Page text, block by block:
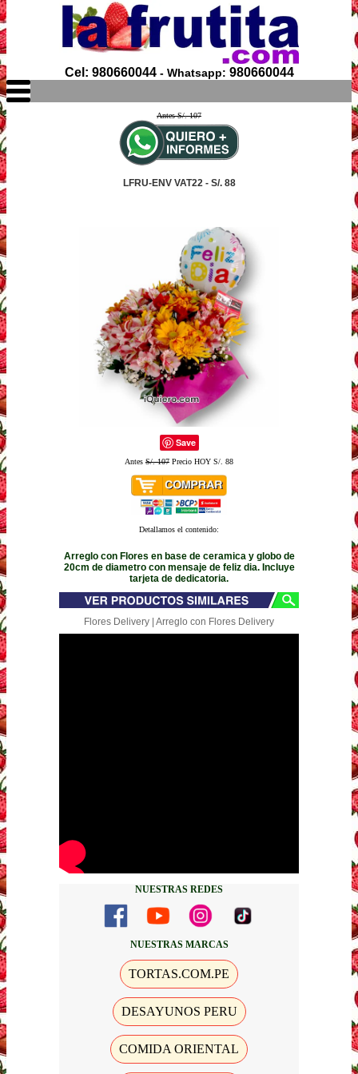
Cel: 980660044- Whatsapp: 980660044
Antes S/. 107
LFRU-ENV VAT22 - S/. 88
Save
Antes S/. 107 Precio HOY S/. 88
Detallamos el contenido:
Arreglo con Flores en base de ceramica y globo de
20cm de diametro con mensaje de feliz dia. Incluye
tarjeta de dedicatoria.
Flores Delivery | Arreglo con Flores Delivery
NUESTRAS REDES
NUESTRAS MARCAS
TORTAS.COM.PE
DESAYUNOS PERU
COMIDA ORIENTAL